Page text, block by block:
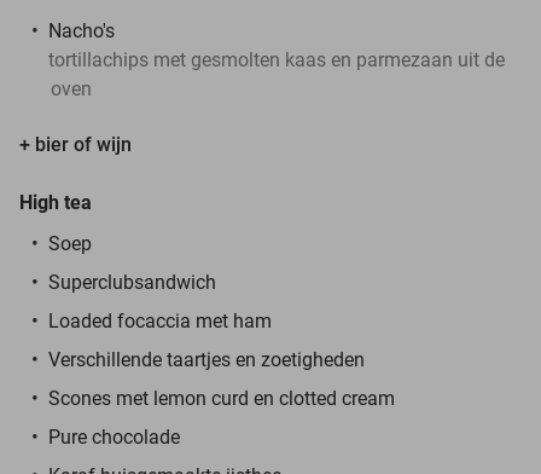
Nacho's
tortillachips met gesmolten kaas en parmezaan uit de
oven
+ bier of wijn
High tea
Soep
Superclubsandwich
Loaded focaccia met ham
Verschillende taartjes en zoetigheden
Scones met lemon curd en clotted cream
Pure chocolade